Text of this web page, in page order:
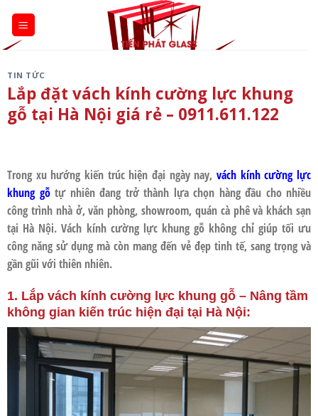
content
TIN TỨC
Lắp đặt vách kính cường lực khung
gỗ tại Hà Nội giá rẻ – 0911.611.122
Trong xu hướng kiến trúc hiện đại ngày nay, vách kính cường lực
khung gỗtự nhiên đang trở thành lựa chọn hàng đầu cho nhiều
công trình nhà ở, văn phòng, showroom, quán cà phê và khách sạn
tại Hà Nội. Vách kính cường lực khung gỗ không chỉ giúp tối ưu
công năng sử dụng mà còn mang đến vẻ đẹp tinh tế, sang trọng và
gần gũi với thiên nhiên.
1. Lắp vách kính cường lực khung gỗ – Nâng tầm
không gian kiến trúc hiện đại tại Hà Nội: